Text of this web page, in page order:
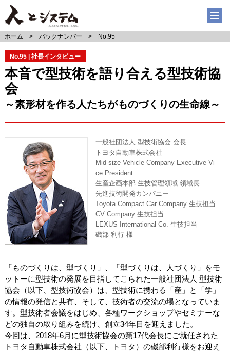
ホーム バックナンバー No.95
No.95 | 社長インタビュー
本音で型技術を語り合える型技術協
会
～素形材を作る人たちがものづくりの生命線～
一般社団法人 型技術協会 会長
トヨタ自動車株式会社
Mid-size Vehicle Company Executive Vi
ce President
生産企画本部 生技管理領域 領域長
先進技術開発カンパニー
Toyota Compact Car Company 生技担当
CV Company 生技担当
LEXUS International Co. 生技担当
磯部 利行 様
「ものづくりは、型づくり」、「型づくりは、人づくり」をモ
ットーに型技術の発展を目指してこられた一般社団法人 型技術
協会（以下、型技術協会）は、型技術に携わる「産」と「学」
の情報の発信と共有、そして、技術者の交流の場となっていま
す。型技術者会議をはじめ、各種ワークショップやセミナーな
どの独自の取り組みを続け、創立34年目を迎えました。
今回は、2018年6月に型技術協会の第17代会長にご就任された
トヨタ自動車株式会社（以下、トヨタ）の磯部利行様をお迎え